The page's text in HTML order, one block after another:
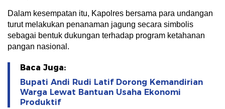
Dalam kesempatan itu, Kapolres bersama para undangan
turut melakukan penanaman jagung secara simbolis
sebagai bentuk dukungan terhadap program ketahanan
pangan nasional.
Baca Juga:
Bupati Andi Rudi Latif Dorong Kemandirian
Warga Lewat Bantuan Usaha Ekonomi
Produktif